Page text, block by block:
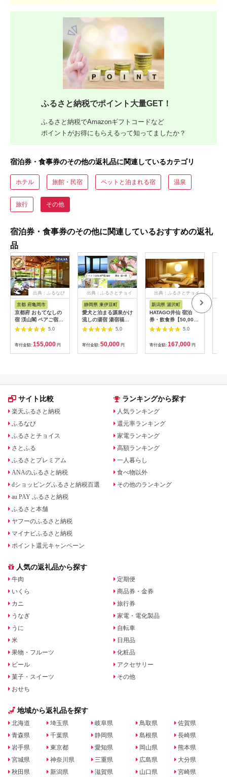
ふるさと納税でポイント大量GET！
ふるさと納税でAmazonギフトコードなど
ポイントがお得にもらえるって知ってましたか？
宿泊券・食事券のその他の返礼品に関連しているカテゴリ
ホテル 旅館・民宿 ペットと泊まれる宿 温泉
旅行 その他
宿泊券・食事券のその他に関連しているおすすめの返礼
品
出典：ふるなび
京都 府亀岡市
京都府 おもてなしの
宿 渓山閣 ペアご宿泊
券 1泊2食付
5.0
寄付金額: 155,000 円
出典：ふるさとチョイ
静岡県 東伊豆町
愛犬と泊まる源泉かけ
流しの湯宿 湯宿福の
湯 宿泊補助券 15,000
静岡県 東伊豆 伊豆 愛
犬 ペット
5.0
寄付金額: 50,000 円
出典：ふるさとチョイ
新潟県 湯沢町
HATAGO井仙 宿泊
券・飲食券【50,000
円分】越後湯沢駅降り
ジャー】
5.0
寄付金額: 167,000 円
サイト比較
楽天ふるさと納税
ふるなび
ふるさとチョイス
さとふる
ふるさとプレミアム
ANAのふるさと納税
dショッピングふるさと納税百選
au PAY ふるさと納税
ふるさと本舗
ヤフーのふるさと納税
マイナビふるさと納税
ポイント還元キャンペーン
ランキングから探す
人気ランキング
還元率ランキング
家電ランキング
高額ランキング
一人暮らし
食べ物以外
その他のランキング
人気の返礼品から探す
牛肉
いくら
カニ
うなぎ
うに
米
果物・フルーツ
ビール
菓子・スイーツ
おせち
定期便
商品券・金券
旅行券
家電・電化製品
自転車
日用品
化粧品
アクセサリー
その他
地域から返礼品を探す
北海道
青森県
岩手県
宮城県
秋田県
埼玉県
千葉県
東京都
神奈川県
新潟県
岐阜県
静岡県
愛知県
三重県
滋賀県
鳥取県
島根県
岡山県
広島県
山口県
佐賀県
長崎県
熊本県
大分県
宮崎県